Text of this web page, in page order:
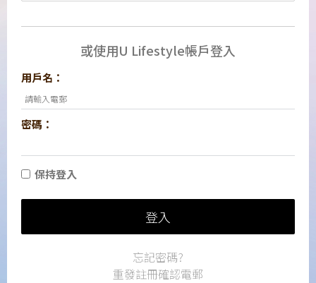
或使用U Lifestyle帳戶登入
用戶名：
密碼：
保持登入
登入
忘記密碼?
重發註冊確認電郵